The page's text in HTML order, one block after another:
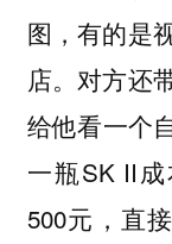
图，有的是
店。对方还
给他看一个
一瓶SK II
500元，直